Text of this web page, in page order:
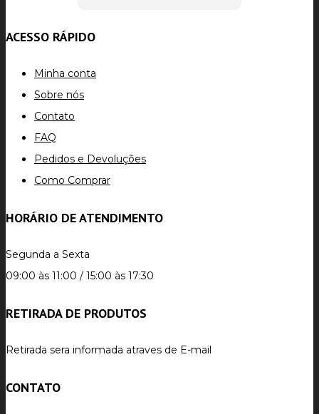
ACESSO RÁPIDO
Minha conta
Sobre nós
Contato
FAQ
Pedidos e Devoluções
Como Comprar
HORÁRIO DE ATENDIMENTO
Segunda a Sexta
09:00 às 11:00 / 15:00 às 17:30
RETIRADA DE PRODUTOS
Retirada sera informada atraves de E-mail
CONTATO